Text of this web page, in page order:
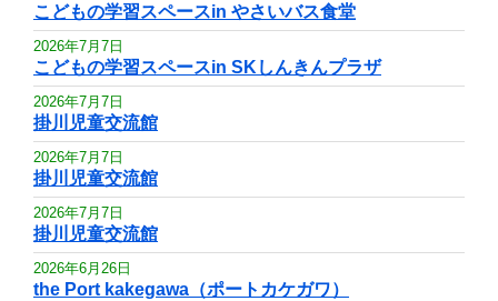
こどもの学習スペースin やさいバス食堂
2026年7月7日
こどもの学習スペースin SKしんきんプラザ
2026年7月7日
掛川児童交流館
2026年7月7日
掛川児童交流館
2026年7月7日
掛川児童交流館
2026年6月26日
the Port kakegawa（ポートカケガワ）